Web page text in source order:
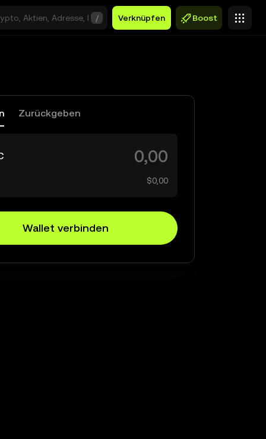
/ Verknüpfen Boost
Zurückgeben
$0,00
Wallet verbinden